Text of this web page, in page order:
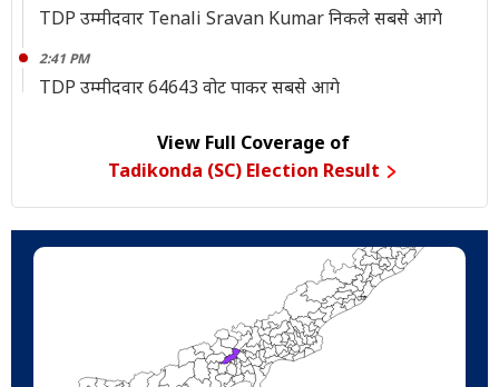
TDP उम्मीदवार Tenali Sravan Kumar निकले सबसे आगे
2:41 PM
TDP उम्मीदवार 64643 वोट पाकर सबसे आगे
View Full Coverage of
Tadikonda (SC) Election Result